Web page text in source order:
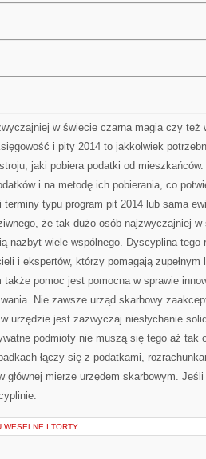
w świecie czarna magia czy też
i pity 2014 to jakkolwiek
jaki pobiera podatki od
i na metodę ich pobierania, co
typu program pit 2014 lub sama
że tak dużo osób najzwyczajniej
nazbyt wiele wspólnego. Dyscyplina
i ekspertów, którzy pomagają
także pomoc jest pomocna w sprawie
Nie zawsze urząd skarbowy
urzędzie jest zazwyczaj niesłychanie
podmioty nie muszą się tego aż tak
łączy się z podatkami,
głównej mierze urzędem skarbowym.
WESELNE I TORTY